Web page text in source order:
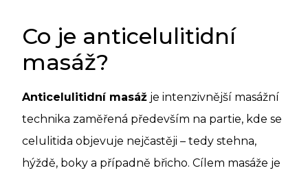
Co je anticelulitidní
masáž?
Anticelulitidní masáž je intenzivnější masážní
technika zaměřená především na partie, kde se
celulitida objevuje nejčastěji – tedy stehna,
hýždě, boky a případně břicho. Cílem masáže je